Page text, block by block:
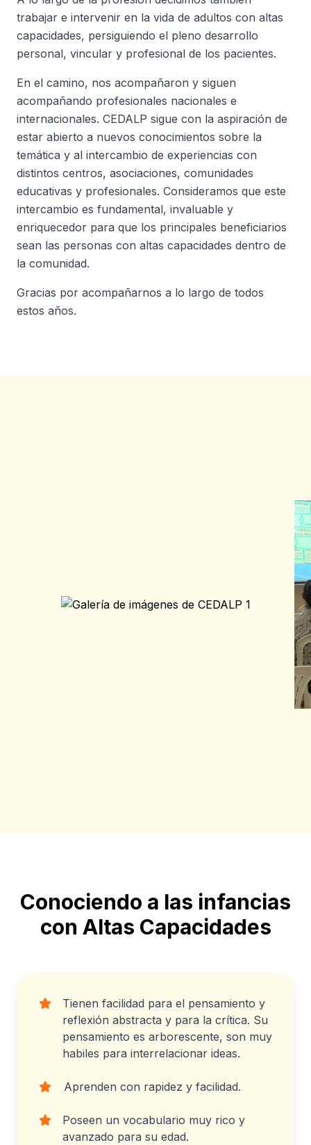
trabajar e intervenir en la vida de adultos con altas
capacidades, persiguiendo el pleno desarrollo
personal, vincular y profesional de los pacientes.
En el camino, nos acompañaron y siguen
acompañando profesionales nacionales e
internacionales. CEDALP sigue con la aspiración de
estar abierto a nuevos conocimientos sobre la
temática y al intercambio de experiencias con
distintos centros, asociaciones, comunidades
educativas y profesionales. Consideramos que este
intercambio es fundamental, invaluable y
enriquecedor para que los principales beneficiarios
sean las personas con altas capacidades dentro de
la comunidad.
Gracias por acompañarnos a lo largo de todos
estos años.
Conociendo a las infancias
con Altas Capacidades
Tienen facilidad para el pensamiento y
reflexión abstracta y para la crítica. Su
pensamiento es arborescente, son muy
habiles para interrelacionar ideas.
Aprenden con rapidez y facilidad.
Poseen un vocabulario muy rico y
avanzado para su edad.